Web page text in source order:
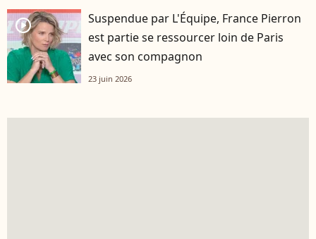
player2
Suspendue par L'Équipe, France Pierron
est partie se ressourcer loin de Paris
avec son compagnon
23 juin 2026